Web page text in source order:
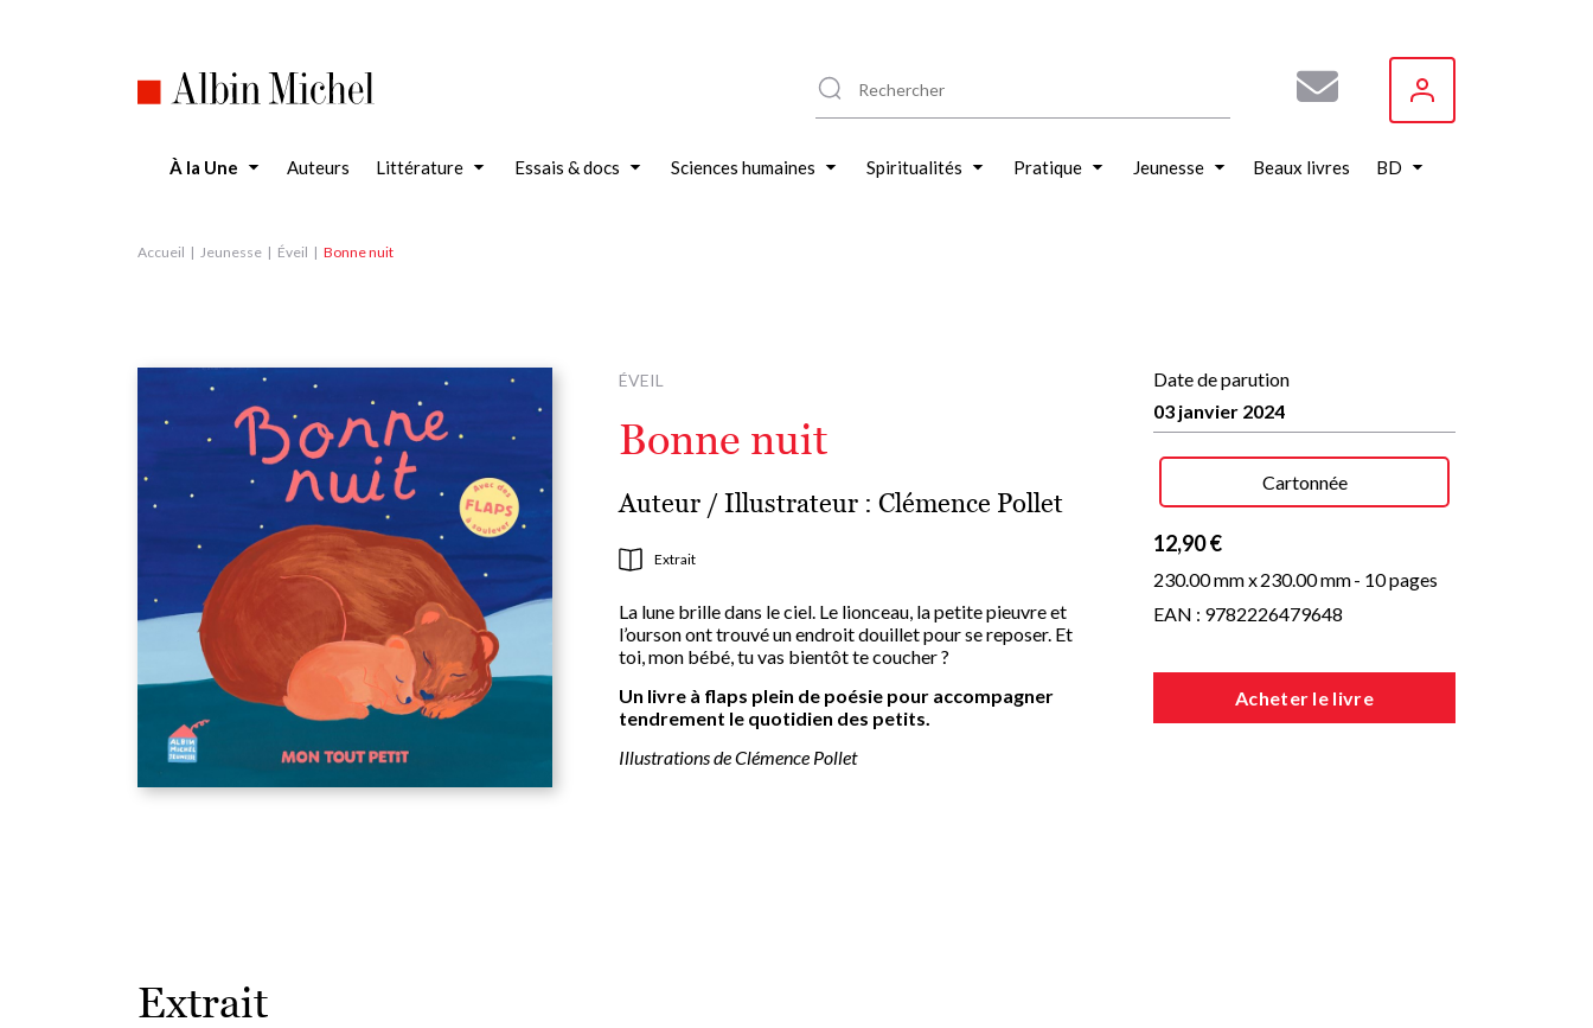
À la Une Auteurs Littérature Essais & docs Sciences humaines Spiritualités Pratique Jeunesse Beaux livres BD
Accueil Jeunesse Éveil Bonne nuit
ÉVEIL
Bonne nuit
Auteur / Illustrateur : Clémence Pollet
Extrait
La lune brille dans le ciel. Le lionceau, la petite pieuvre et
l’ourson ont trouvé un endroit douillet pour se reposer. Et
toi, mon bébé, tu vas bientôt te coucher ?
Un livre à flaps plein de poésie pour accompagner
tendrement le quotidien des petits.
Illustrations de Clémence Pollet
Date de parution
03 janvier 2024
Cartonnée
12,90 €
230.00 mm x230.00 mm- 10 pages
EAN : 9782226479648
Acheter le livre
Extrait